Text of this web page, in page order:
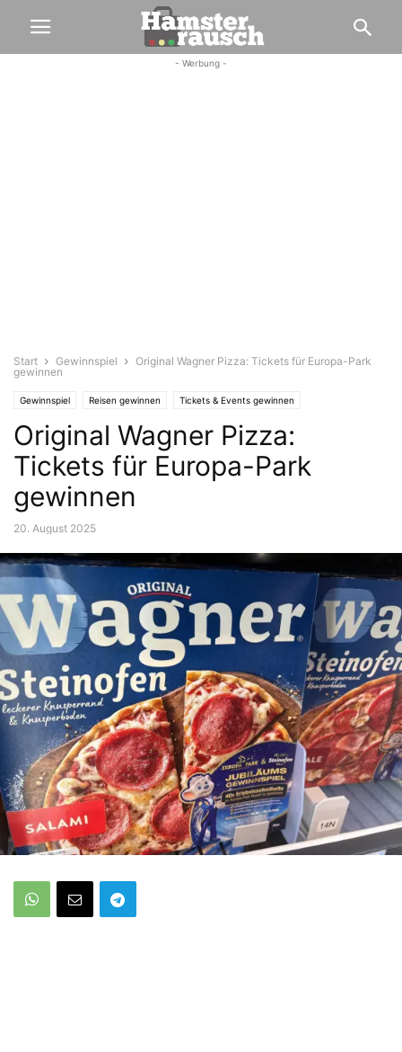
- Werbung -
Start Gewinnspiel
Original Wagner Pizza: Tickets für Europa-Park
gewinnen
Gewinnspiel Reisen gewinnen Tickets & Events gewinnen
Original Wagner Pizza:
Tickets für Europa-Park
gewinnen
20. August 2025